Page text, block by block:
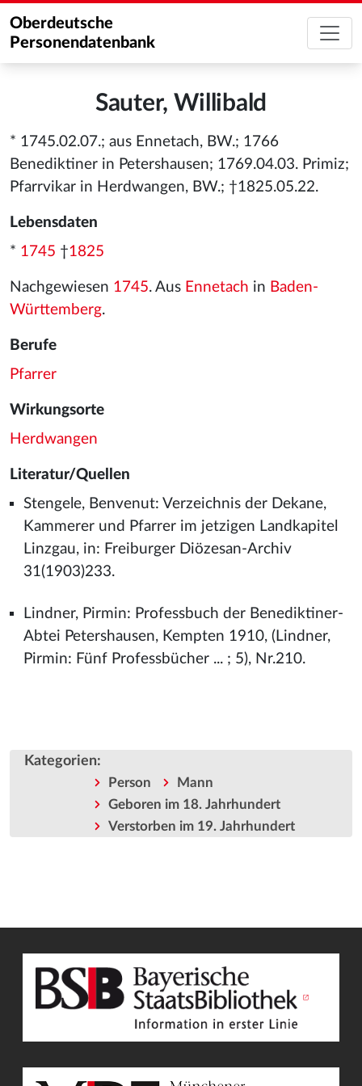
Oberdeutsche
Personendatenbank
Sauter, Willibald
* 1745.02.07.; aus Ennetach, BW.; 1766
Benediktiner in Petershausen; 1769.04.03. Primiz;
Pfarrvikar in Herdwangen, BW.; †1825.05.22.
Lebensdaten
* 1745 †1825
Nachgewiesen 1745. Aus Ennetach in Baden-
Württemberg.
Berufe
Pfarrer
Wirkungsorte
Herdwangen
Literatur/Quellen
Stengele, Benvenut: Verzeichnis der Dekane,
Kammerer und Pfarrer im jetzigen Landkapitel
Linzgau, in: Freiburger Diözesan-Archiv
31(1903)233.
Lindner, Pirmin: Professbuch der Benediktiner-
Abtei Petershausen, Kempten 1910, (Lindner,
Pirmin: Fünf Professbücher ... ; 5), Nr.210.
Kategorien:
Person
Mann
Geboren im 18. Jahrhundert
Verstorben im 19. Jahrhundert